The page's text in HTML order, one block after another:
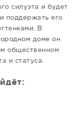
силуэта и будет
поддержать его
В
доме он
общественном
и статуса.